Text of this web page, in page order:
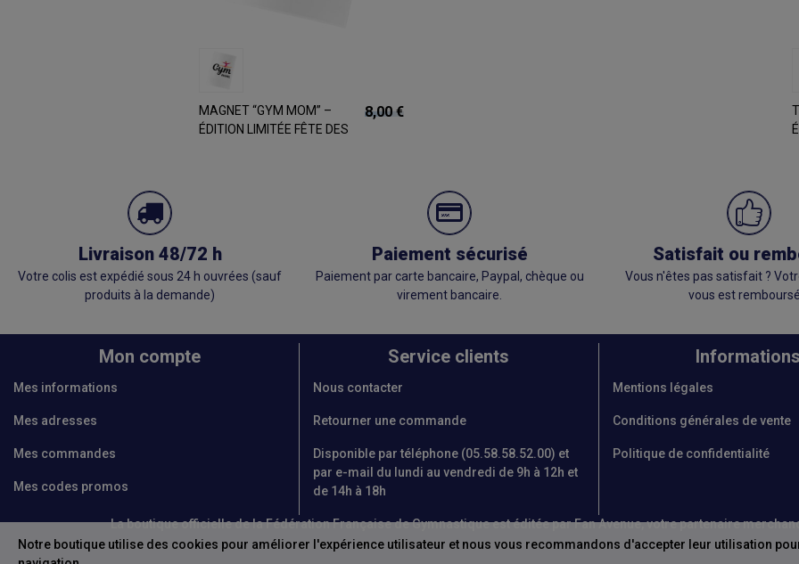
MAGNET “GYM MOM” –
ÉDITION LIMITÉE FÊTE DES
8,00 €
Livraison 48/72 h
Votre colis est expédié sous 24 h ouvrées (sauf
produits à la demande)
Paiement sécurisé
Paiement par carte bancaire, Paypal, chèque ou
virement bancaire.
Satisfait ou
Vous n'êtes pas satisfait ?
vous est
Mon compte
Mes informations
Mes adresses
Mes commandes
Mes codes promos
Service clients
Nous contacter
Retourner une commande
Disponible par téléphone (05.58.58.52.00) et
par e-mail du lundi au vendredi de 9h à 12h et
de 14h à 18h
Mentions légales
Conditions générales de vente
Politique de confidentialité
La boutique officielle de la Fédération Française de Gymnastique est éditée par Fan Avenue, votre partenaire
Notre boutique utilise des cookies pour améliorer l'expérience utilisateur et nous vous recommandons d'accepter leur utilisation